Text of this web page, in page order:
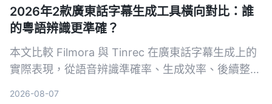
2026年2款廣東話字幕生成工具橫向對比：誰
的粵語辨識更準確？
本文比較 Filmora 與 Tinrec 在廣東話字幕生成上的
實際表現，從語音辨識準確率、生成效率、後續整理
2026-08-07